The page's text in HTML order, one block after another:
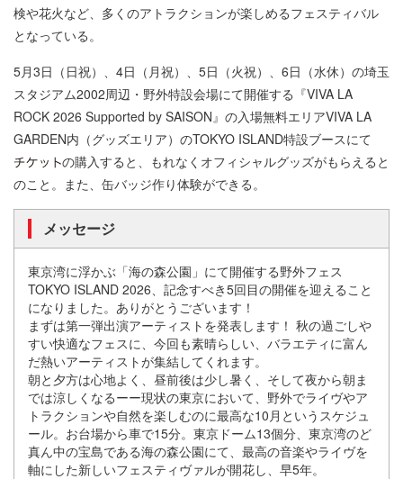
検や花⽕など、多くのアトラクションが楽しめるフェスティバル
となっている。
5⽉3⽇（⽇祝）、4⽇（⽉祝）、5⽇（⽕祝）、6⽇（⽔休）の埼⽟
スタジアム2002周辺・野外特設会場にて開催する『VIVA LA
ROCK 2026 Supported by SAISON』の⼊場無料エリアVIVA LA
GARDEN内（グッズエリア）のTOKYO ISLAND特設ブースにて
の購⼊すると、もれなくオフィシャルグッズがもらえると
のこと。また、⽸バッジ作り体験ができる。
メッセージ
東京湾に浮かぶ「海の森公園」にて開催する野外フェス
TOKYO ISLAND 2026、記念すべき5回⽬の開催を迎えること
になりました。ありがとうございます！
まずは第⼀弾出演アーティストを発表します！ 秋の過ごしや
すい快適なフェスに、今回も素晴らしい、バラエティに富ん
だ熱いアーティストが集結してくれます。
朝と⼣⽅は⼼地よく、昼前後は少し暑く、そして夜から朝ま
では涼しくなるーー現状の東京において、野外でライヴやア
トラクションや⾃然を楽しむのに最⾼な10⽉というスケジュ
ール。お台場から⾞で15分。東京ドーム13個分、東京湾のど
真ん中の宝島である海の森公園にて、最⾼の⾳楽やライヴを
軸にした新しいフェスティヴァルが開花し、早5年。